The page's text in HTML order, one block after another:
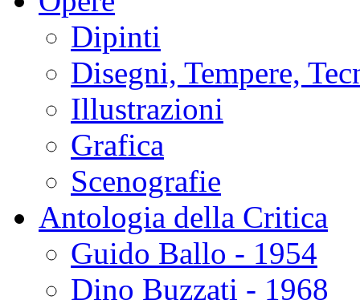
Dipinti
Disegni, Tempere,
Illustrazioni
Grafica
Scenografie
Antologia della Critica
Guido Ballo - 1954
Dino Buzzati - 1968